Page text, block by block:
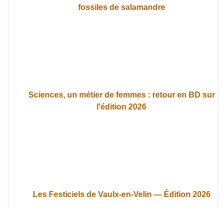
fossiles de salamandre
Sciences, un métier de femmes : retour en BD sur
l'édition 2026
Les Festiciels de Vaulx-en-Velin — Édition 2026